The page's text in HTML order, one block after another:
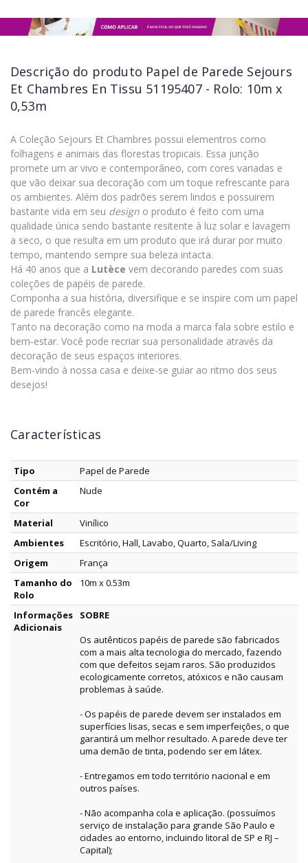
Descrição do produto Papel de Parede Sejours
Et Chambres En Tissu 51195407 - Rolo: 10m x
0,53m
A Coleção Sejours Et Chambres possui elementros como
folhagens e animais das florestas tropicais. Essa junção
promete um ar vivo e contemporâneo, com cores variadas e
que vão deixar sua decoração com um toque refrescante para
os ambientes. Além dos padrões serem lindos e possuirem
bastante vida em seu design o produto é feito com uma
qualidade única sendo bastante resitente à luz solar e lavagem
a seco, o que resulta em um produto que irá durar por muito
tempo, mantendo sempre sua beleza intacta.
Há 40 anos que a Lutèce vem decorando paredes com suas
coleções de papéis de parede.
Componha a sua história, diversifique e se inspire com um papel
de parede francês elegante.
Tanto na decoração como na moda a marca fala sobre estilo e
bem-estar. Você pode recriar sua personalidade através da
decoração de seus espaços interiores.
Bem-vindo à nossa casa e deixe-se guiar ao ritmo dos seus
desejos!
Características
Tipo
Papel de Parede
Contém a
Cor
Nude
Material
Vinílico
Ambientes
Escritório, Hall, Lavabo, Quarto, Sala/Living
Origem
França
Tamanho do
Rolo
10m x 0.53m
Informações
Adicionais
SOBRE
Os autênticos papéis de parede são fabricados
com a mais alta tecnologia do mercado, fazendo
com que defeitos sejam raros. São produzidos
ecologicamente corretos, atóxicos e não causam
problemas à saúde.
- Os papéis de parede devem ser instalados em
superfícies lisas, secas e sem imperfeições, o que
garantirá um melhor resultado. A parede deve ter
uma demão de tinta, podendo ser em látex.
- Entregamos em todo território nacional e em
outros países.
- Não acompanha cola e aplicação. (possuímos
serviço de instalação para grande São Paulo e
cidades ao entorno, incluindo litoral de SP e RJ –
Capital);